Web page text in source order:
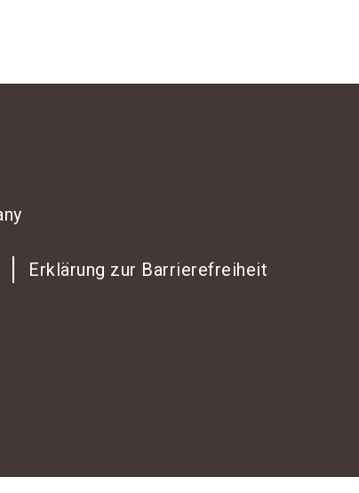
Erklärung zur Barrierefreiheit